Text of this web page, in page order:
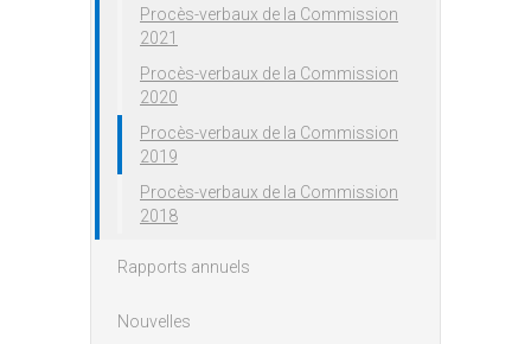
Procès-verbaux de la Commission
2021
Procès-verbaux de la Commission
2020
Procès-verbaux de la Commission
2019
Procès-verbaux de la Commission
2018
Rapports annuels
Nouvelles